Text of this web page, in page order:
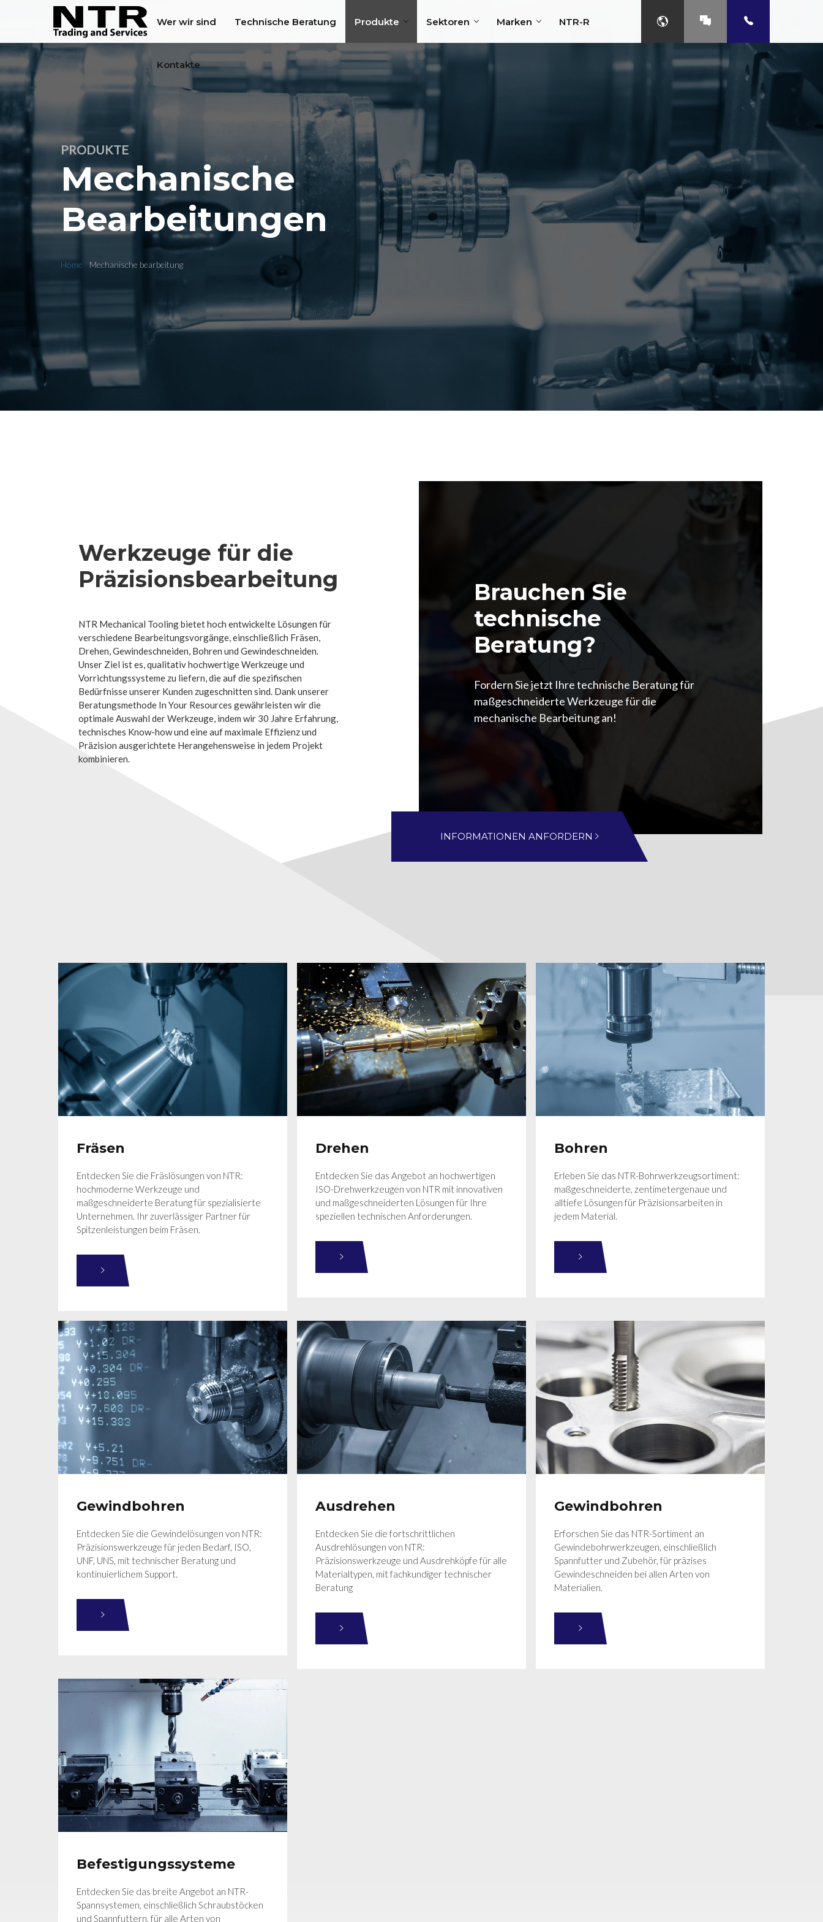
Wer wir sind Technische Beratung Produkte Sektoren Marken NTR-R
Kontakte
PRODUKTE
Mechanische
Bearbeitungen
Home Mechanische bearbeitung
Werkzeuge für die
Präzisionsbearbeitung
NTR Mechanical Tooling bietet hoch entwickelte Lösungen für
verschiedene Bearbeitungsvorgänge, einschließlich Fräsen,
Drehen, Gewindeschneiden, Bohren und Gewindeschneiden.
Unser Ziel ist es, qualitativ hochwertige Werkzeuge und
Vorrichtungssysteme zu liefern, die auf die spezifischen
Bedürfnisse unserer Kunden zugeschnitten sind. Dank unserer
Beratungsmethode In Your Resources gewährleisten wir die
optimale Auswahl der Werkzeuge, indem wir 30 Jahre Erfahrung,
technisches Know-how und eine auf maximale Effizienz und
Präzision ausgerichtete Herangehensweise in jedem Projekt
kombinieren.
Brauchen Sie
technische
Beratung?
Fordern Sie jetzt Ihre technische Beratung für
maßgeschneiderte Werkzeuge für die
mechanische Bearbeitung an!
INFORMATIONEN ANFORDERN
Fräsen
Entdecken Sie die Fräslösungen von NTR:
hochmoderne Werkzeuge und
maßgeschneiderte Beratung für spezialisierte
Unternehmen. Ihr zuverlässiger Partner für
Spitzenleistungen beim Fräsen.
Drehen
Entdecken Sie das Angebot an hochwertigen
ISO-Drehwerkzeugen von NTR mit innovativen
und maßgeschneiderten Lösungen für Ihre
speziellen technischen Anforderungen.
Bohren
Erleben Sie das NTR-Bohrwerkzeugsortiment:
maßgeschneiderte, zentimetergenaue und
alltiefe Lösungen für Präzisionsarbeiten in
jedem Material.
Gewindbohren
Entdecken Sie die Gewindelösungen von NTR:
Präzisionswerkzeuge für jeden Bedarf, ISO,
UNF, UNS, mit technischer Beratung und
kontinuierlichem Support.
Ausdrehen
Entdecken Sie die fortschrittlichen
Ausdrehlösungen von NTR:
Präzisionswerkzeuge und Ausdrehköpfe für alle
Materialtypen, mit fachkundiger technischer
Beratung
Gewindbohren
Erforschen Sie das NTR-Sortiment an
Gewindebohrwerkzeugen, einschließlich
Spannfutter und Zubehör, für präzises
Gewindeschneiden bei allen Arten von
Materialien.
Befestigungssysteme
Entdecken Sie das breite Angebot an NTR-
Spannsystemen, einschließlich Schraubstöcken
und Spannfuttern, für alle Arten von